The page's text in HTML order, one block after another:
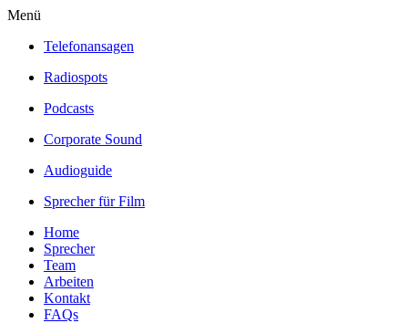
Menü
Telefonansagen
Radiospots
Podcasts
Corporate Sound
Audioguide
Sprecher für Film
Home
Sprecher
Team
Arbeiten
Kontakt
FAQs